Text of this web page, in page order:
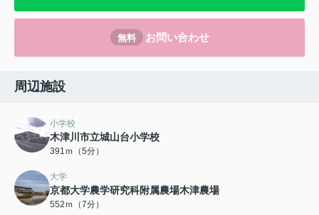
無料 お問い合わせ
周辺施設
小学校
木津川市立城山台小学校
391ｍ（5分）
大学
京都大学農学研究科附属農場木津農場
552ｍ（7分）